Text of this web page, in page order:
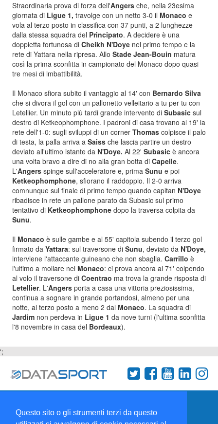
Questo sito o gli strumenti terzi da questo
Straordinaria prova di forza dell'Angers che, nella 23esima
giornata di Ligue 1, travolge con un netto 3-0 il Monaco e
vola al terzo posto in classifica con 37 punti, a 2 lunghezze
dalla stessa squadra del Principato. A decidere è una
doppietta fortunosa di Cheikh N'Doye nel primo tempo e la
rete di Yattara nella ripresa. Allo Stade Jean-Bouin matura
così la prima sconfitta in campionato del Monaco dopo quasi
tre mesi di imbattibilità.
Il Monaco sfiora subito il vantaggio al 14' con Bernardo Silva
che si divora il gol con un pallonetto velleitario a tu per tu con
Letellier. Un minuto più tardi grande intervento di Subasic sul
destro di Ketkeophomphone. I padroni di casa trovano al 19' la
rete dell'1-0: sugli sviluppi di un corner Thomas colpisce il palo
di testa, la palla arriva a Saiss che lascia partire un destro
deviato all'ultimo istante da N'Doye. Al 22' Subasic è ancora
una volta bravo a dire di no alla gran botta di Capelle.
L'Angers spinge sull'acceleratore e, prima Sunu e poi
Ketkeophomphone, sfiorano il raddoppio. Il 2-0 arriva
comnunque sul finale di primo tempo quando capitan N'Doye
ribadisce in rete un pallone parato da Subasic sul primo
tentativo di Ketkeophomphone dopo la traversa colpita da
Sunu.
Il Monaco è sulle gambe e al 55' capitola subendo il terzo gol
firmato da Yattara: sul traversone di Sunu, deviato da N'Doye,
interviene l'attaccante guineano che non sbaglia. Carrillo è
l'ultimo a mollare nel Monaco: ci prova ancora al 71' colpendo
al volo il traversone di Coentrao ma trova la grande risposta di
Letellier. L'Angers porta a casa una vittoria preziosissima,
continua a sognare in grande portandosi, almeno per una
notte, al terzo posto a meno 2 dal Monaco. La squadra di
Jardim non perdeva in Ligue 1 da nove turni (l'ultima sconfitta
l'8 novembre in casa del Bordeaux).
';
Collabora con noi